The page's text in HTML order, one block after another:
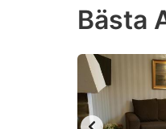
the
mark
key
to
Bästa